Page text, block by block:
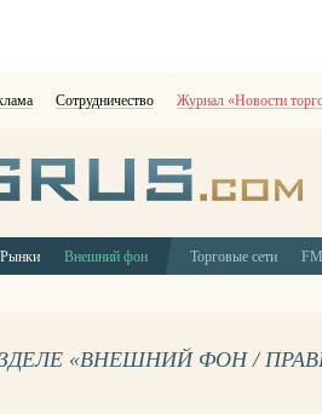
Сотрудничество Журнал «Новости
Рынки Внешний фон Торговые сети
«ВНЕШНИЙ ФОН /